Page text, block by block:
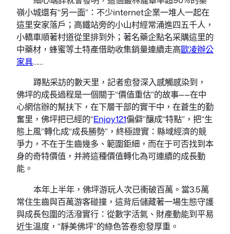
嶺小城還有“另一面”：不少internet企業一堆人一起在
這里安家落戶；高鐵站旁的小山村經常涌進四五千人，
小轎車順著村道從里排到外；著名藥企點名采購這里的
中藥材，蜂蜜等土特產借助收集銷量連續走高歐凌辦公
家具……
蹲點采訪的數天里，記者愈發深入感觸感染到，
佛坪的成長過程是一個關于“價值重估”的故事——在中
心網信辦的幫扶下，在下層干部的實干中，在蒼生的勤
奮里，佛坪把已經的“Enjoy121偏僻”釀成“特點”，把“生
態上風”轉化成“成長勝勢”，終極證實：縣域經濟的競
爭力，不在于生齒幾多、範圍鉅細，而在于可否找到本
身的奇特價值，并將這種價值轉化為可連續的成長動
能。
本年上半年，佛坪游玩人次已衝破百萬。當3.5萬
常住生齒與百萬游客碰撞，這背后儲藏著一場生態守護
與成長包圍的活潑實行：從數字活氣、財產動能到平易
近生溫度，“靜美佛坪”的綠色答卷愈發厚重。